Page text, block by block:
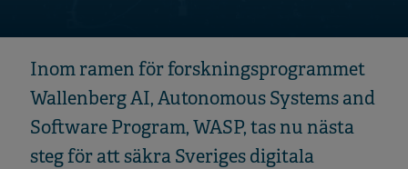
Inom ramen för forskningsprogrammet
Wallenberg AI, Autonomous Systems and
Software Program, WASP, tas nu nästa
steg för att säkra Sveriges digitala